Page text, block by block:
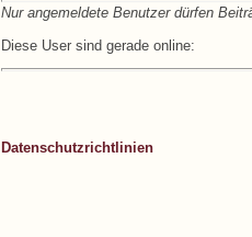
Nur angemeldete Benutzer dürfen
Diese User sind gerade online:
Datenschutzrichtlinien